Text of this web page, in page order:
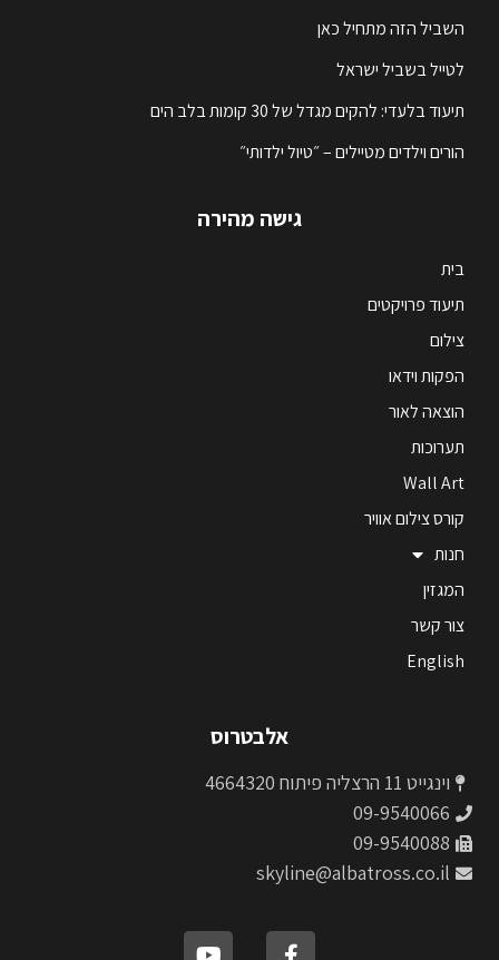
השביל הזה מתחיל כאן
לטייל בשביל ישראל
תיעוד בלעדי: להקים מגדל של 30 קומות בלב הים
הורים וילדים מטיילים – ״טיול ילדותי״
גישה מהירה
בית
תיעוד פרויקטים
צילום
הפקות וידאו
הוצאה לאור
תערוכות
Wall Art
קורס צילום אוויר
חנות
המגזין
צור קשר
English
אלבטרוס
וינגייט 11 הרצליה פיתוח 4664320
09-9540066
09-9540088
skyline@albatross.co.il